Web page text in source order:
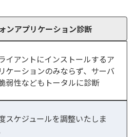
ンアプリケーション診断
イアントにインストールするア
ケーションのみならず、サーバ
弱性などもトータルに診断
スケジュールを調整いたしま